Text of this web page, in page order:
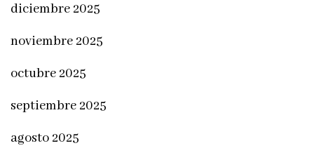
diciembre 2025
noviembre 2025
octubre 2025
septiembre 2025
agosto 2025